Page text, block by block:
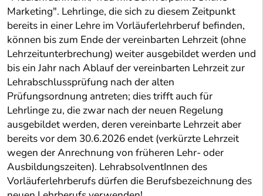
Marketing". Lehrlinge, die sich zu diesem Zeitpunkt
bereits in einer Lehre im Vorläuferlehrberuf befinden,
können bis zum Ende der vereinbarten Lehrzeit (ohne
Lehrzeitunterbrechung) weiter ausgebildet werden und
bis ein Jahr nach Ablauf der vereinbarten Lehrzeit zur
Lehrabschlussprüfung nach der alten
Prüfungsordnung antreten; dies trifft auch für
Lehrlinge zu, die zwar nach der neuen Regelung
ausgebildet werden, deren vereinbarte Lehrzeit aber
bereits vor dem 30.6.2026 endet (verkürzte Lehrzeit
wegen der Anrechnung von früheren Lehr- oder
Ausbildungszeiten). LehrabsolventInnen des
Vorläuferlehrberufs dürfen die Berufsbezeichnung des